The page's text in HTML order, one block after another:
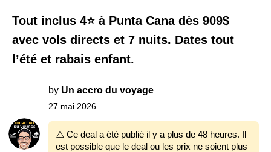
Tout inclus 4⭐️ à Punta Cana dès 909$
avec vols directs et 7 nuits. Dates tout
l’été et rabais enfant.
by Un accro du voyage
27 mai 2026
⚠️ Ce deal a été publié il y a plus de 48 heures. Il
est possible que le deal ou les prix ne soient plus